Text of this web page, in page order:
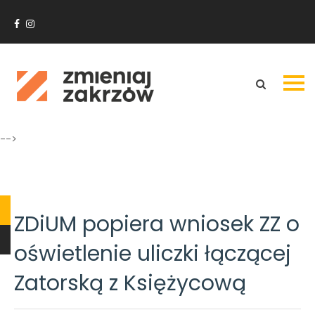
-->
ZDiUM popiera wniosek ZZ o
oświetlenie uliczki łączącej
Zatorską z Księżycową
Weekend
waste”